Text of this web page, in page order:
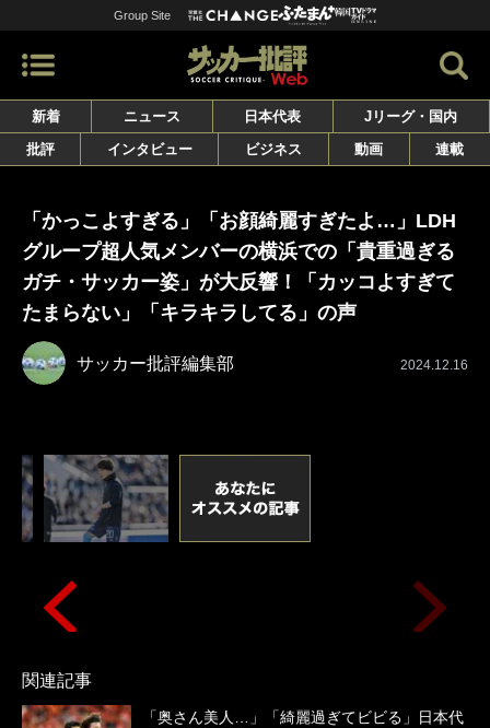
Group Site
新着 ニュース 日本代表
Jリーグ・国内
批評
インタビュー ビジネス 動画 連載
「かっこよすぎる」「お顔綺麗すぎたよ…」LDH
グループ超人気メンバーの横浜での「貴重過ぎる
ガチ・サッカー姿」が大反響！「カッコよすぎて
たまらない」「キラキラしてる」の声
サッカー批評編集部 2024.12.16
関連記事
「奥さん美人…」「綺麗過ぎてビビる」日本代